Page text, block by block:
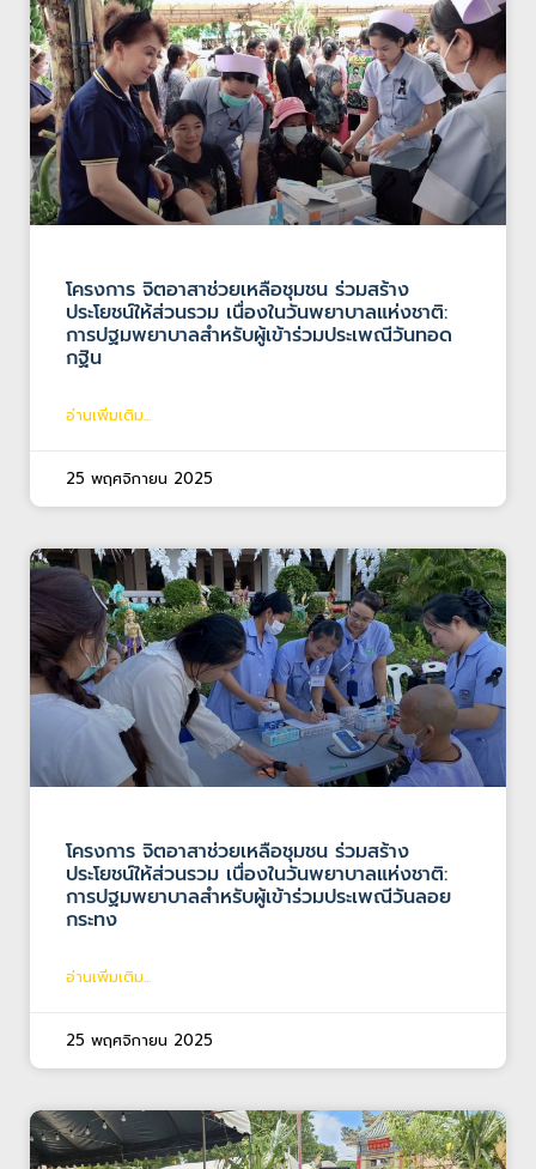
โครงการ จิตอาสาช่วยเหลือชุมชน ร่วมสร้าง
ประโยชน์ให้ส่วนรวม เนื่องในวันพยาบาลแห่งชาติ:
การปฐมพยาบาลสำหรับผู้เข้าร่วมประเพณีวันทอด
กฐิน
อ่านเพิ่มเติม...
25 พฤศจิกายน 2025
โครงการ จิตอาสาช่วยเหลือชุมชน ร่วมสร้าง
ประโยชน์ให้ส่วนรวม เนื่องในวันพยาบาลแห่งชาติ:
การปฐมพยาบาลสำหรับผู้เข้าร่วมประเพณีวันลอย
กระทง
อ่านเพิ่มเติม...
25 พฤศจิกายน 2025